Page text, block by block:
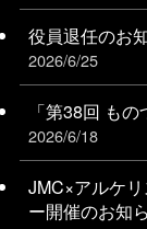
役員退任のお
2026/6/25
「第38回 も
2026/6/18
JMC×アルケ
ー開催のお知